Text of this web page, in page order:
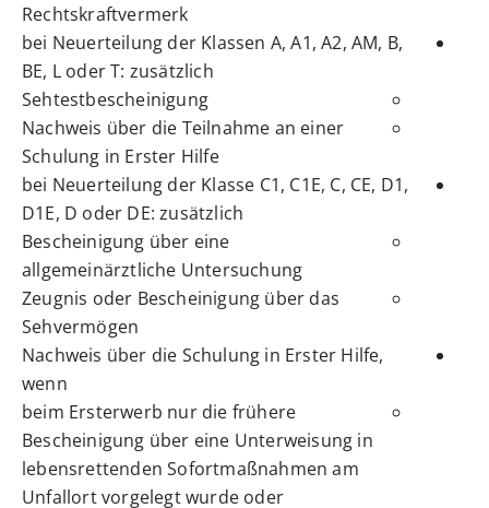
Rechtskraftvermerk
bei Neuerteilung der Klassen A, A1, A2, AM, B,
BE, L oder T: zusätzlich
Sehtestbescheinigung
Nachweis über die Teilnahme an einer
Schulung in Erster Hilfe
bei Neuerteilung der Klasse C1, C1E, C, CE, D1,
D1E, D oder DE: zusätzlich
Bescheinigung über eine
allgemeinärztliche Untersuchung
Zeugnis oder Bescheinigung über das
Sehvermögen
Nachweis über die Schulung in Erster Hilfe,
wenn
beim Ersterwerb nur die frühere
Bescheinigung über eine Unterweisung in
lebensrettenden Sofortmaßnahmen am
Unfallort vorgelegt wurde oder